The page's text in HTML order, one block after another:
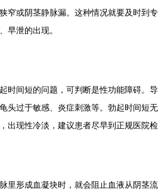
窄或阴茎静脉漏。这种情况就要及时到
早泄的出现。
间短的问题，可判断是性功能障碍。
头过于敏感、炎症刺激等。勃起时间短
出现性冷淡，建议患者尽早到正规医院
形成血凝块时，就会阻止血液从阴茎